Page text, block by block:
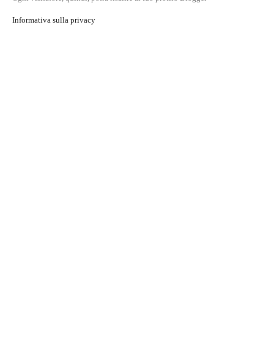
Informativa sulla privacy